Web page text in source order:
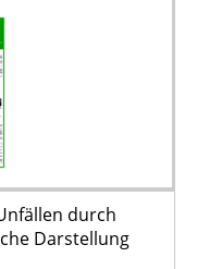
durch
Darstellung